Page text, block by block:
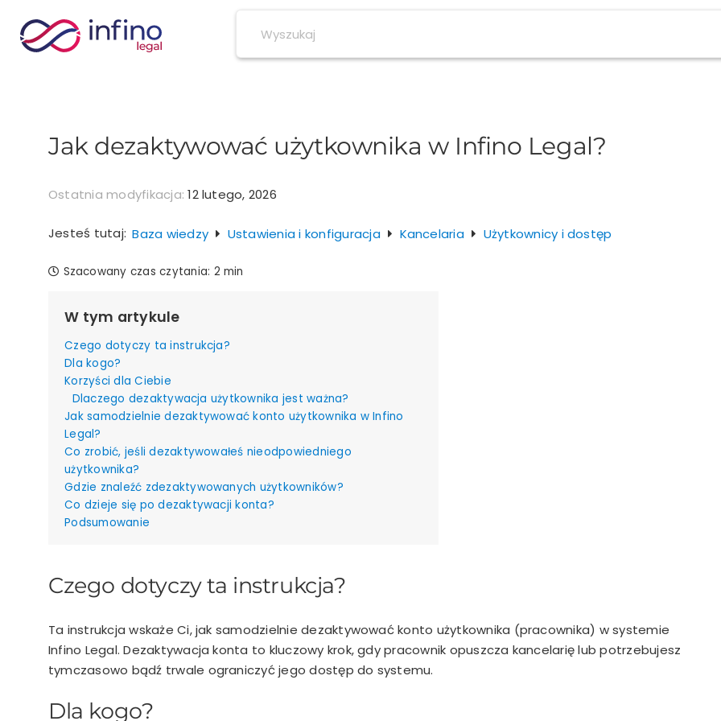
zawartości
Jak dezaktywować użytkownika w Infino Legal?
Ostatnia modyfikacja:12 lutego, 2026
Jesteś tutaj: Baza wiedzy Ustawienia i konfiguracja Kancelaria Użytkownicy i dostęp
Szacowany czas czytania: 2 min
W tym artykule
Czego dotyczy ta instrukcja?
Dla kogo?
Korzyści dla Ciebie
Dlaczego dezaktywacja użytkownika jest ważna?
Jak samodzielnie dezaktywować konto użytkownika w Infino
Legal?
Co zrobić, jeśli dezaktywowałeś nieodpowiedniego
użytkownika?
Gdzie znaleźć zdezaktywowanych użytkowników?
Co dzieje się po dezaktywacji konta?
Podsumowanie
Czego dotyczy ta instrukcja?
Ta instrukcja wskaże Ci, jak samodzielnie dezaktywować konto użytkownika (pracownika) w systemie
Infino Legal. Dezaktywacja konta to kluczowy krok, gdy pracownik opuszcza kancelarię lub potrzebujesz
tymczasowo bądź trwale ograniczyć jego dostęp do systemu.
Dla kogo?